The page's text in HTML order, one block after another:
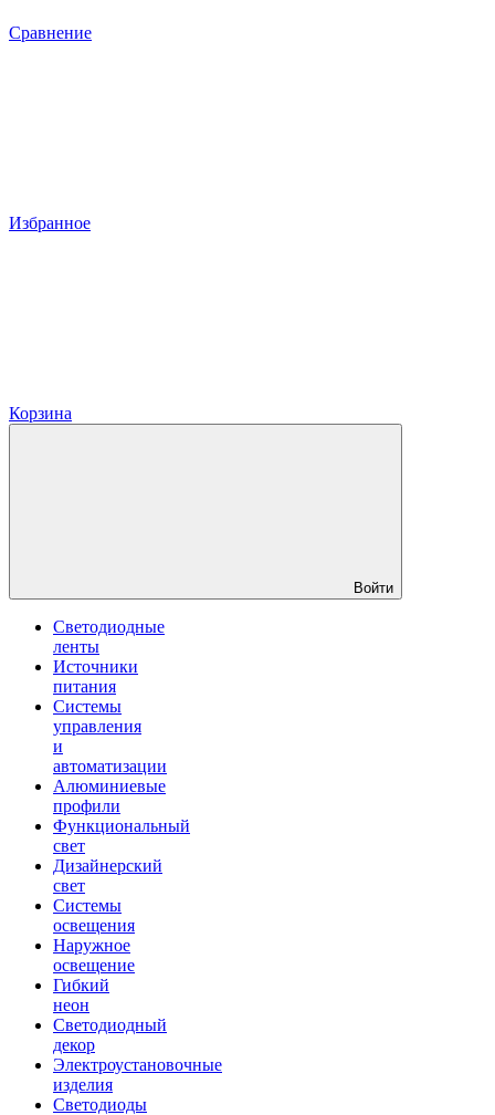
Сравнение
Избранное
Корзина
Войти
Светодиодные
ленты
Источники
питания
Системы
управления
и
автоматизации
Алюминиевые
профили
Функциональный
свет
Дизайнерский
свет
Системы
освещения
Наружное
освещение
Гибкий
неон
Светодиодный
декор
Электроустановочные
изделия
Светодиоды